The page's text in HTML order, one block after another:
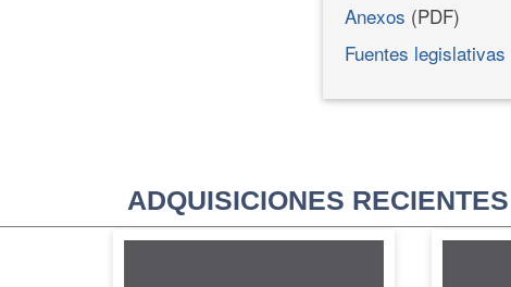
Anexos (PDF)
Fuentes legislativas
ADQUISICIONES RECIENTES